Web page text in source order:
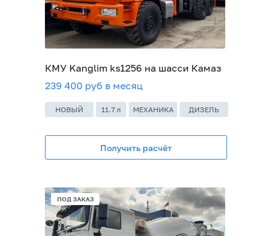
КМУ Kanglim ks1256 на шасси Камаз
239 400 руб в месяц
11.7 л МЕХАНИКА ДИЗЕЛЬ
НОВЫЙ
Получить расчёт
ПОД ЗАКАЗ